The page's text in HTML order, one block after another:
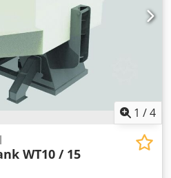
1 /4
WT10 / 15